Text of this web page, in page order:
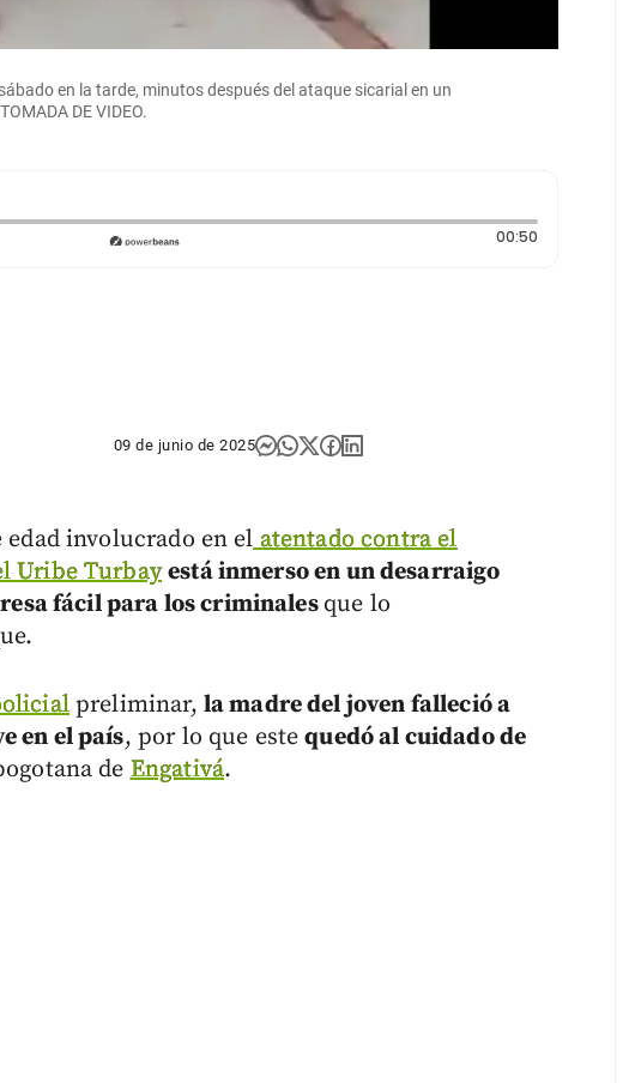
en la tarde, minutos después del ataque sicarial en un
DE VIDEO.
00:50Duración: 50
09 de junio de 2025
involucrado en elatentado contra el
Uribe Turbay está inmerso en un desarraigo
fácil para los criminales que lo
preliminar, la madre del joven falleció a
en el país, por lo que estequedó al cuidado de
deEngativá.